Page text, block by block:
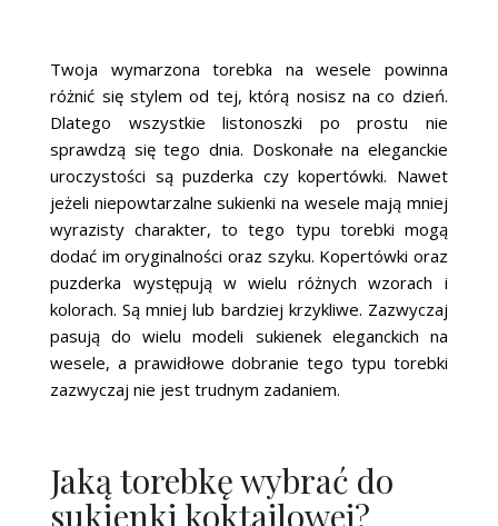
Twoja wymarzona torebka na wesele powinna
różnić się stylem od tej, którą nosisz na co dzień.
Dlatego wszystkie listonoszki po prostu nie
sprawdzą się tego dnia. Doskonałe na eleganckie
uroczystości są puzderka czy kopertówki. Nawet
jeżeli niepowtarzalne sukienki na wesele mają mniej
wyrazisty charakter, to tego typu torebki mogą
dodać im oryginalności oraz szyku. Kopertówki oraz
puzderka występują w wielu różnych wzorach i
kolorach. Są mniej lub bardziej krzykliwe. Zazwyczaj
pasują do wielu modeli sukienek eleganckich na
wesele, a prawidłowe dobranie tego typu torebki
zazwyczaj nie jest trudnym zadaniem.
Jaką torebkę wybrać do
sukienki koktajlowej?